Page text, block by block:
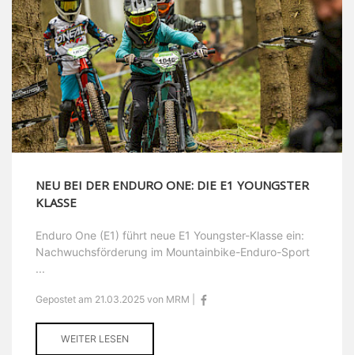
NEU BEI DER ENDURO ONE: DIE E1 YOUNGSTER
KLASSE
Enduro One (E1) führt neue E1 Youngster-Klasse ein:
Nachwuchsförderung im Mountainbike-Enduro-Sport
...
Gepostet am 21.03.2025 von MRM |
WEITER LESEN